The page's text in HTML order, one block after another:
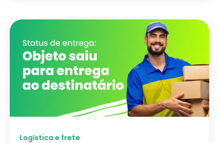
Logística e frete